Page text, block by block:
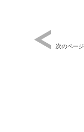
次のペー